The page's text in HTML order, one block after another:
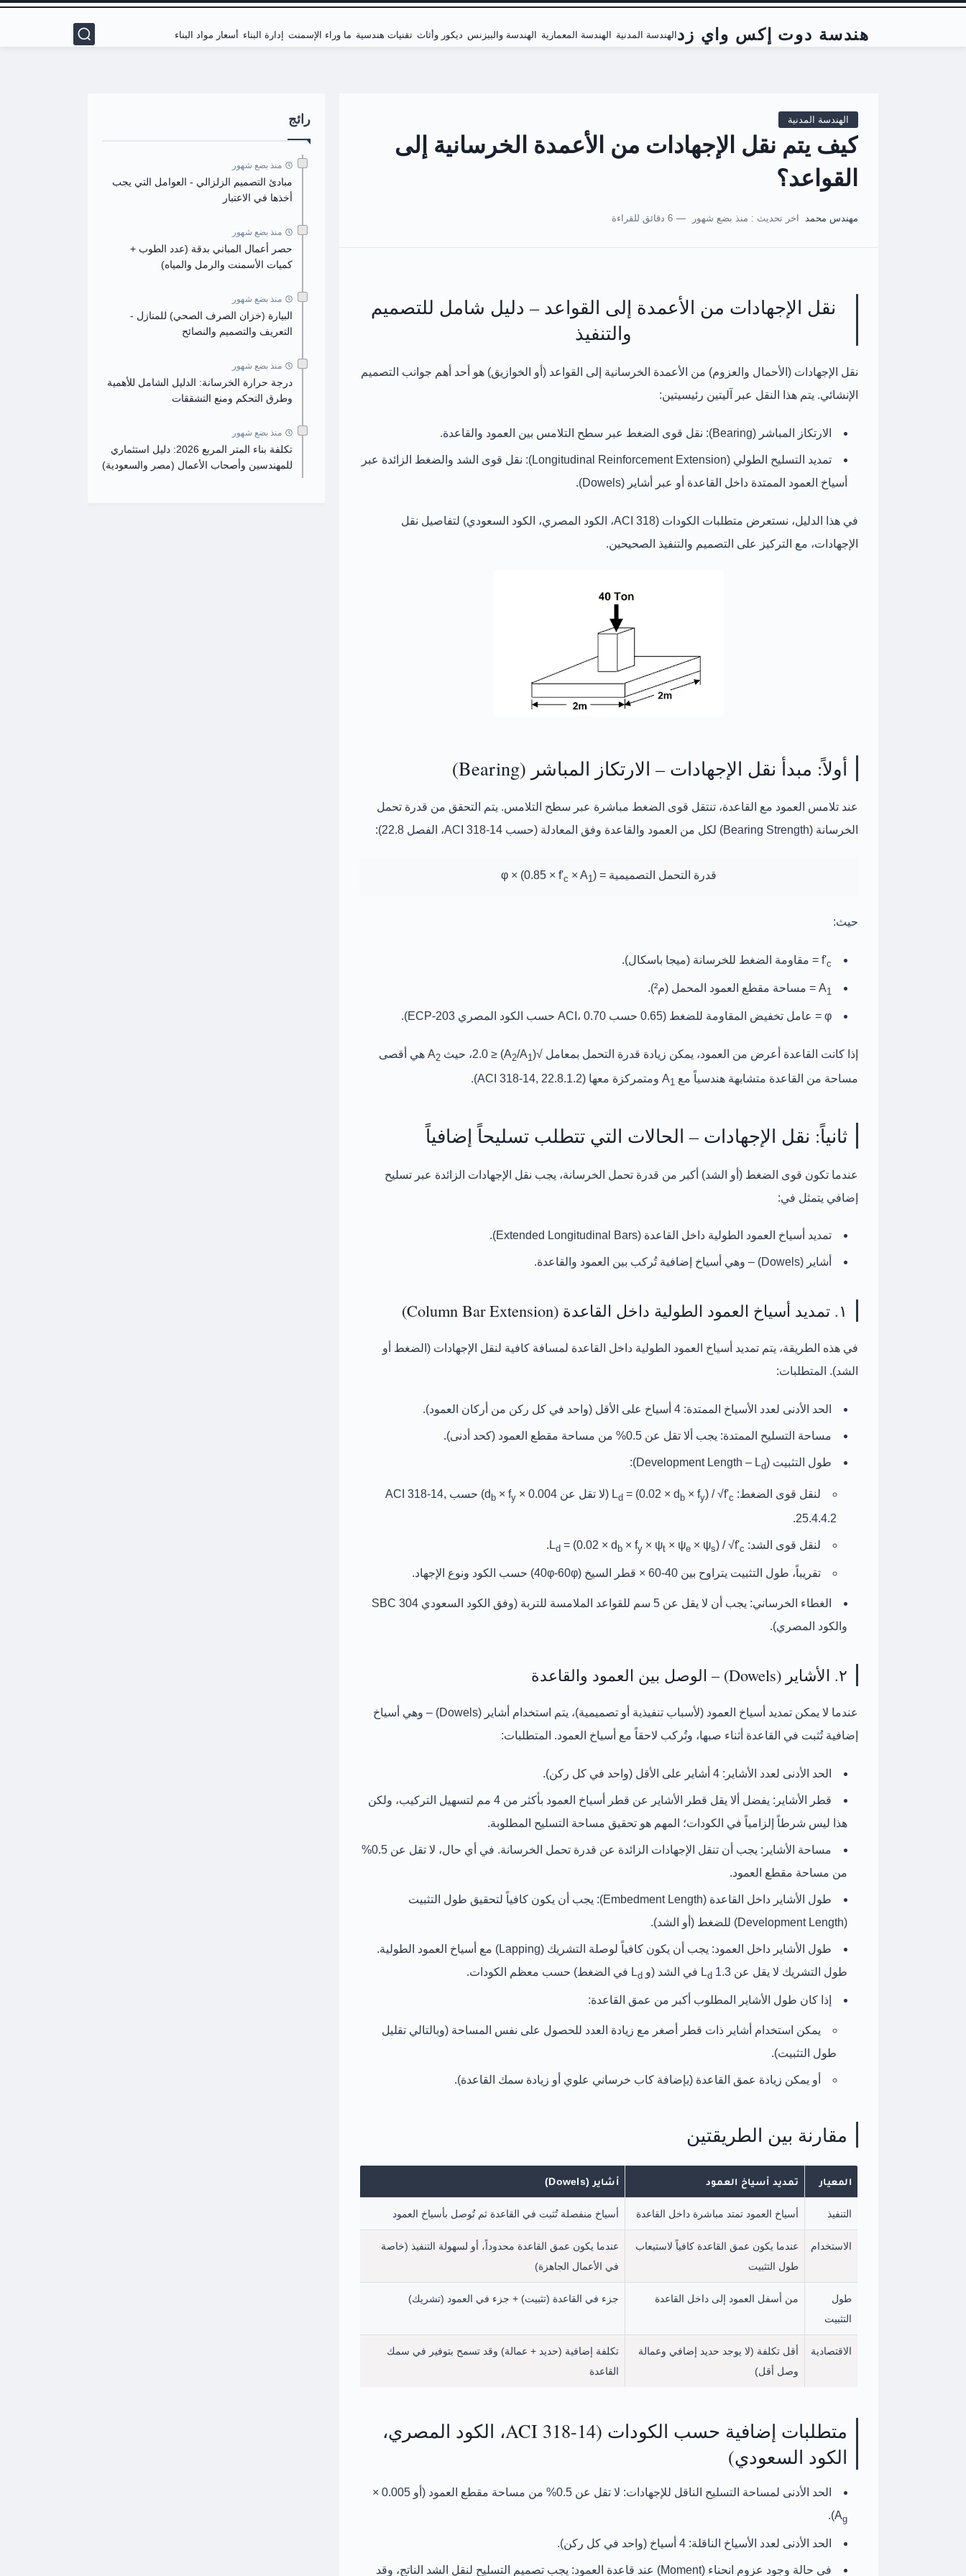
هندسة دوت إكس واي زد الهندسة المدنية الهندسة المعمارية الهندسة والبيزنس ديكور وأثاث تقنيات هندسية ما وراء الإسمنت إدارة البناء أسعار مواد البناء
الهندسة المدنية
كيف يتم نقل الإجهادات من الأعمدة الخرسانية إلى
القواعد؟
مهندس محمد اخر تحديث : منذ بضع شهور 6 دقائق للقراءة
نقل الإجهادات من الأعمدة إلى القواعد – دليل شامل للتصميم
والتنفيذ
نقل الإجهادات (الأحمال والعزوم) من الأعمدة الخرسانية إلى القواعد (أو الخوازيق) هو أحد أهم جوانب التصميم
الإنشائي. يتم هذا النقل عبر
آليتين رئيسيتين:
الارتكاز المباشر (Bearing): نقل قوى الضغط عبر سطح التلامس بين العمود والقاعدة.
تمديد التسليح الطولي (Longitudinal Reinforcement Extension):
نقل قوى الشد والضغط الزائدة عبر
أسياخ العمود الممتدة داخل القاعدة أو عبر
أشاير (Dowels) .
في هذا الدليل، نستعرض متطلبات الكودات (ACI 318، الكود المصري، الكود السعودي)
لتفاصيل نقل
الإجهادات، مع التركيز على التصميم والتنفيذ الصحيحين.
أولاً: مبدأ نقل الإجهادات – الارتكاز المباشر (Bearing)
عند تلامس العمود مع القاعدة، تنتقل قوى الضغط مباشرة عبر سطح التلامس. يتم التحقق من قدرة تحمل
الخرسانة (Bearing Strength)
لكل من العمود والقاعدة وفق المعادلة (حسب ACI 318-14، الفصل 22.8):
قدرة التحمل التصميمية = φ × (0.85 × f' c × A1)
حيث:
f'c = مقاومة الضغط للخرسانة (ميجا باسكال).
A1 = مساحة مقطع العمود المحمل (م²).
φ = عامل تخفيض المقاومة للضغط (0.65 حسب ACI، 0.70 حسب الكود المصري ECP-203).
إذا كانت القاعدة أعرض من العمود، يمكن زيادة قدرة التحمل بمعامل √(A
2/A1
) ≤ 2.0 ، حيث A 2 هي أقصى
مساحة من القاعدة متشابهة هندسياً مع A 1 ومتمركزة معها (ACI 318-14, 22.8.1.2).
ثانياً: نقل الإجهادات – الحالات التي تتطلب تسليحاً إضافياً
عندما تكون قوى الضغط (أو الشد) أكبر من قدرة تحمل الخرسانة، يجب نقل الإجهادات الزائدة عبر تسليح
إضافي يتمثل في:
تمديد أسياخ العمود الطولية داخل القاعدة (Extended Longitudinal Bars).
أشاير (Dowels) – وهي أسياخ إضافية تُركب بين العمود والقاعدة.
١. تمديد أسياخ العمود الطولية داخل القاعدة (Column Bar Extension)
في هذه الطريقة، يتم تمديد أسياخ العمود الطولية داخل القاعدة لمسافة كافية لنقل الإجهادات (الضغط أو
الشد). المتطلبات:
الحد الأدنى لعدد الأسياخ الممتدة: 4 أسياخ على الأقل (واحد في كل ركن من أركان العمود).
مساحة التسليح الممتدة: يجب ألا تقل عن 0.5% من مساحة مقطع العمود (كحد أدنى).
طول التثبيت (Development Length – Ld
):
لنقل قوى الضغط: L d = (0.02 × d b × fy) / √f'c (لا تقل عن 0.004 × d b × fy ) حسب ACI 318-14,
25.4.4.2.
لنقل قوى الشد: L d = (0.02 × d b × fy × ψt × ψe × ψs) / √f'c
.
تقريباً، طول التثبيت يتراوح بين 40-60 × قطر السيخ (40φ-60φ) حسب الكود ونوع الإجهاد.
الغطاء الخرساني: يجب أن لا يقل عن 5 سم
للقواعد الملامسة للتربة (وفق الكود السعودي SBC 304
والكود المصري).
٢. الأشاير (Dowels) – الوصل بين العمود والقاعدة
عندما لا يمكن تمديد أسياخ العمود (لأسباب تنفيذية أو تصميمية)، يتم استخدام أشاير (Dowels)
– وهي أسياخ
إضافية تُثبت في القاعدة أثناء صبها، وتُركب لاحقاً مع أسياخ العمود. المتطلبات:
الحد الأدنى لعدد الأشاير: 4 أشاير على الأقل (واحد في كل ركن).
قطر الأشاير: يفضل ألا يقل قطر الأشاير عن قطر أسياخ العمود بأكثر من 4 مم
لتسهيل التركيب، ولكن
هذا ليس شرطاً إلزامياً في الكودات؛ المهم هو تحقيق مساحة التسليح المطلوبة.
مساحة الأشاير: يجب أن تنقل الإجهادات الزائدة عن قدرة تحمل الخرسانة. في أي حال، لا تقل عن
0.5%
من مساحة مقطع العمود.
طول الأشاير داخل القاعدة (Embedment Length): يجب أن يكون كافياً لتحقيق طول التثبيت
(Development Length)
للضغط (أو الشد).
طول الأشاير داخل العمود:
يجب أن يكون كافياً لوصلة التشريك (Lapping) مع أسياخ العمود الطولية.
طول التشريك لا يقل عن 1.3 L
d في الشد (و L d في الضغط) حسب معظم الكودات.
إذا كان طول الأشاير المطلوب أكبر من عمق القاعدة:
يمكن استخدام أشاير ذات قطر أصغر مع زيادة العدد للحصول على نفس المساحة (وبالتالي تقليل
طول التثبيت).
أو يمكن زيادة عمق القاعدة (بإضافة كاب خرساني علوي أو زيادة سمك القاعدة).
مقارنة بين الطريقتين
المعيار تمديد أسياخ العمود أشاير (Dowels)
التنفيذ أسياخ العمود تمتد مباشرة داخل القاعدة أسياخ منفصلة تُثبت في القاعدة ثم تُوصل بأسياخ العمود
الاستخدام
عندما يكون عمق القاعدة كافياً لاستيعاب
طول التثبيت
عندما يكون عمق القاعدة محدوداً، أو لسهولة التنفيذ (خاصة
في الأعمال الجاهزة)
طول
التثبيت
من أسفل العمود إلى داخل القاعدة جزء في القاعدة (تثبيت) + جزء في العمود (تشريك)
الاقتصادية
أقل تكلفة (لا يوجد حديد إضافي وعمالة
وصل أقل)
تكلفة إضافية (حديد + عمالة) وقد تسمح بتوفير في سمك
القاعدة
متطلبات إضافية حسب الكودات (ACI 318-14، الكود المصري،
الكود السعودي)
الحد الأدنى لمساحة التسليح الناقل للإجهادات: لا تقل عن 0.5% من مساحة مقطع العمود
(أو 0.005 ×
Ag
).
الحد الأدنى لعدد الأسياخ الناقلة: 4 أسياخ (واحد في كل ركن).
في حالة وجود عزوم انحناء (Moment) عند قاعدة العمود: يجب تصميم التسليح لنقل الشد الناتج، وقد
رائج
منذ بضع شهور
مبادئ التصميم الزلزالي - العوامل التي يجب
أخذها في الاعتبار
منذ بضع شهور
حصر أعمال المباني بدقة (عدد الطوب +
كميات الأسمنت والرمل والمياه)
منذ بضع شهور
البيارة (خزان الصرف الصحي) للمنازل -
التعريف والتصميم والنصائح
منذ بضع شهور
درجة حرارة الخرسانة: الدليل الشامل للأهمية
وطرق التحكم ومنع التشققات
منذ بضع شهور
تكلفة بناء المتر المربع 2026: دليل استثماري
للمهندسين وأصحاب الأعمال (مصر والسعودية)